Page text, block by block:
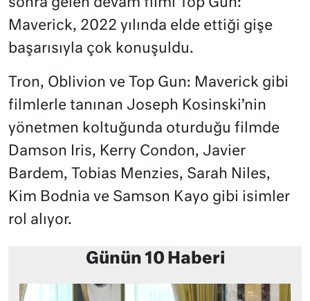
sonra gelen devam filmi Top Gun:
Maverick, 2022 yılında elde ettiği gişe
başarısıyla çok konuşuldu.
Tron, Oblivion ve Top Gun: Maverick gibi
filmlerle tanınan Joseph Kosinski’nin
yönetmen koltuğunda oturduğu filmde
Damson Iris, Kerry Condon, Javier
Bardem, Tobias Menzies, Sarah Niles,
Kim Bodnia ve Samson Kayo gibi isimler
rol alıyor.
Günün 10 Haberi